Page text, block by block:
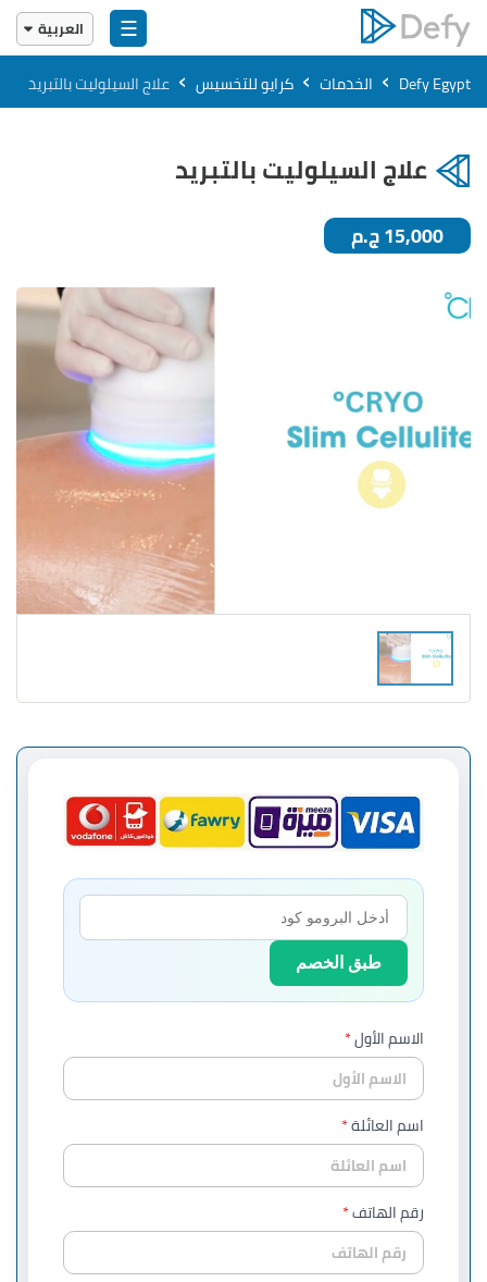
☰
العربية
English
العربية
Defy Egypt
› الخدمات › كرايو للتخسيس › علاج السيلوليت بالتبريد
علاج السيلوليت بالتبريد
15,000 ج.م
طبق الخصم
الاسم الأول
اسم العائلة
رقم الهاتف